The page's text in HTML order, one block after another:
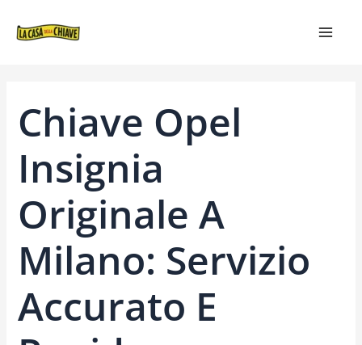
Chiave Opel
Insignia
Originale A
Milano: Servizio
Accurato E
ARTICOLI